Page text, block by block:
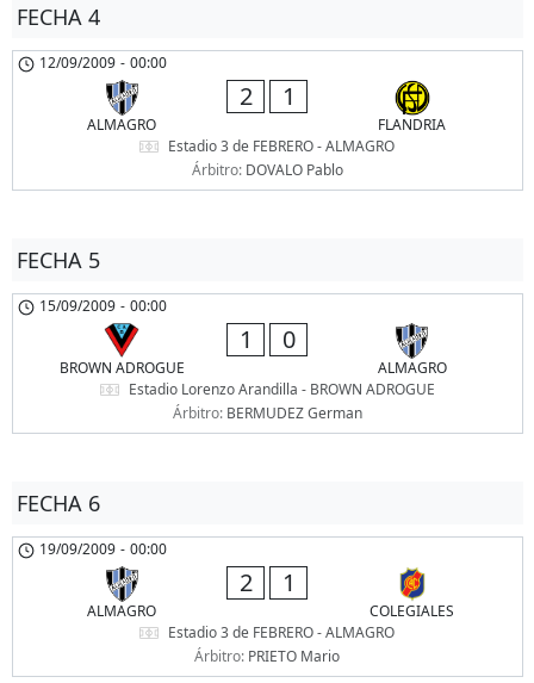
FECHA 4
12/09/2009 - 00:00
ALMAGRO
2 1
FLANDRIA
Estadio 3 de FEBRERO - ALMAGRO
Árbitro: DOVALO Pablo
FECHA 5
15/09/2009 - 00:00
BROWN ADROGUE
1 0
ALMAGRO
Estadio Lorenzo Arandilla - BROWN ADROGUE
Árbitro: BERMUDEZ German
FECHA 6
19/09/2009 - 00:00
ALMAGRO
2 1
COLEGIALES
Estadio 3 de FEBRERO - ALMAGRO
Árbitro: PRIETO Mario